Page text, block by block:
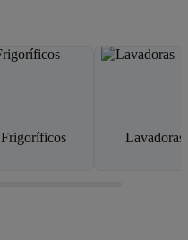
Frigoríficos Lavadoras